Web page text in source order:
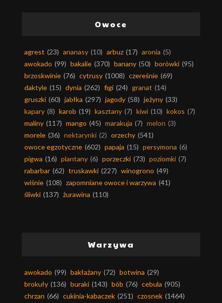
Owoce
agrest (23) ananasy (10) arbuz (17) aronia (5)
awokado (99) bakalie (370) banany (50) borówki (95)
brzoskwinie (76) cytrusy (1008) czereśnie (69)
daktyle (15) dynia (262) figi (24) granat (14)
gruszki (60) jabłka (297) jagody (58) jeżyny (33)
kapary (8) karob (19) kasztany (7) kiwi (10) kokos (7)
maliny (117) mango (45) marakuja (7) melon (3)
morele (36) nektarynki (2) orzechy (541)
owoce egzotyczne (602) papaja (15) persymona (6)
pigwa (16) plantany (6) porzeczki (73) poziomki (7)
rabarbar (62) truskawki (227) winogrono (49)
wiśnie (108) zapomniane owoce i warzywa (41)
śliwki (137) żurawina (110)
Warzywa
awokado (99) bakłażany (72) botwina (29)
brokuły (136) buraki (143) bób (76) cebula (905)
chrzan (66) cukinia-kabaczek (251) czosnek (1464)